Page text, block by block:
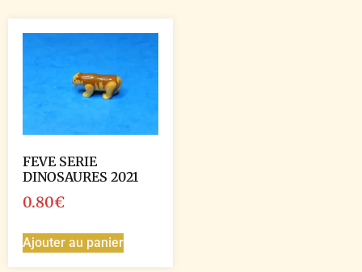
FEVE SERIE
DINOSAURES 2021
0.80€
Ajouter au panier